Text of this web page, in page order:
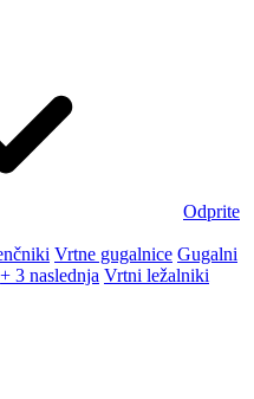
Odprite
Vrtne gugalnice Gugalni
+ 3 naslednja Vrtni ležalniki